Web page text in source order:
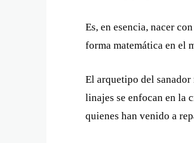
Es, en esencia, nacer
forma matemática en el
El arquetipo del
linajes se enfocan en la
quienes han venido a